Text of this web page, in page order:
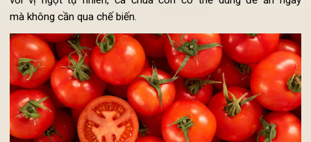
Cà chua là một thực phẩm chay tốt cho da mà bạn có thể
cùng với gần như tất cả các món ăn hàng ngày. Quả mọng
với vị ngọt tự nhiên, cà chua còn có thể dùng để ăn
mà không cần qua chế biến.